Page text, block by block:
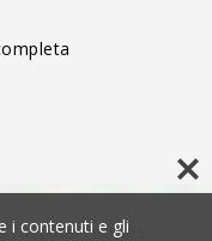
dei cookies.
i contenuti e gli